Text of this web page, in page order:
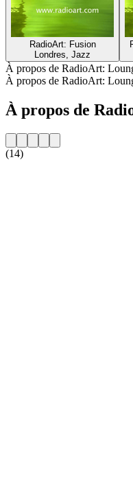
RadioArt: Fusion
Londres, Jazz
À propos de RadioArt:
À propos de RadioArt:
À propos de
(14)